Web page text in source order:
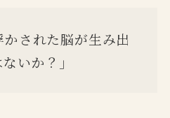
かされた脳が生み出
いか？」